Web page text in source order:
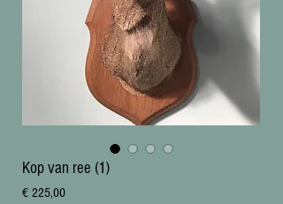
Kop van ree (1)
€ 225,00Prijs